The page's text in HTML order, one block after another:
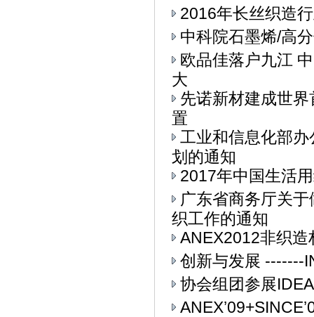
2016年长丝织造
中科院石墨烯/高
欧品佳落户九江
大
先诺新材建成世
置
工业和信息化部办
划的通知
2017年中国生活
广东省商务厅关
织工作的通知
ANEX2012非织
创新与发展 -------
协会组团参展